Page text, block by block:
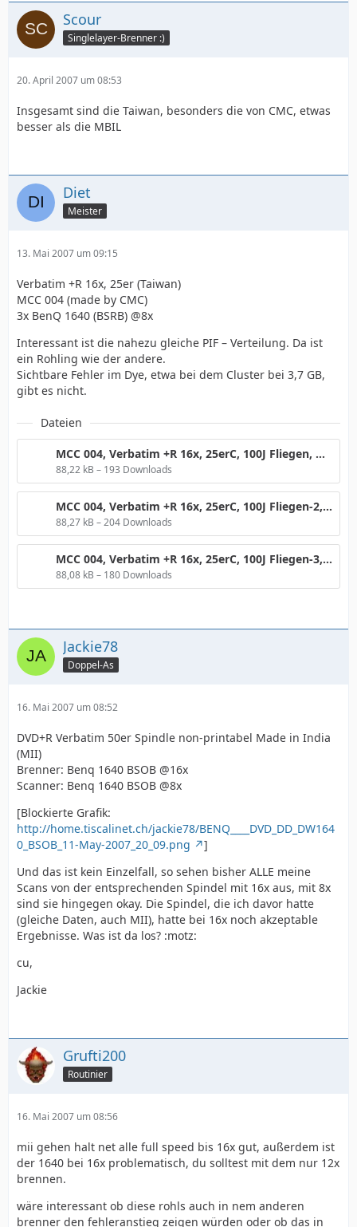
Scour
Singlelayer-Brenner :)
20. April 2007 um 08:53
Insgesamt sind die Taiwan, besonders die von CMC, etwas
besser als die MBIL
Diet
Meister
13. Mai 2007 um 09:15
Verbatim +R 16x, 25er (Taiwan)
MCC 004 (made by CMC)
3x BenQ 1640 (BSRB) @8x
Interessant ist die nahezu gleiche PIF – Verteilung. Da ist
ein Rohling wie der andere.
Sichtbare Fehler im Dye, etwa bei dem Cluster bei 3,7 GB,
gibt es nicht.
Dateien
MCC 004, Verbatim +R 16x, 25erC, 100J Fliegen, @8x.gif
88,22 kB – 193 Downloads
MCC 004, Verbatim +R 16x, 25erC, 100J Fliegen-2, @8x.gif
88,27 kB – 204 Downloads
MCC 004, Verbatim +R 16x, 25erC, 100J Fliegen-3, @8x-2.gif
88,08 kB – 180 Downloads
Jackie78
Doppel-As
16. Mai 2007 um 08:52
DVD+R Verbatim 50er Spindle non-printabel Made in India
(MII)
Brenner: Benq 1640 BSOB @16x
Scanner: Benq 1640 BSOB @8x
[Blockierte Grafik:
http://home.tiscalinet.ch/jackie78/BENQ____DVD_DD_DW164
0_BSOB_11-May-2007_20_09.png
]
Und das ist kein Einzelfall, so sehen bisher ALLE meine
Scans von der entsprechenden Spindel mit 16x aus, mit 8x
sind sie hingegen okay. Die Spindel, die ich davor hatte
(gleiche Daten, auch MII), hatte bei 16x noch akzeptable
Ergebnisse. Was ist da los? :motz:
cu,
Jackie
Grufti200
Routinier
16. Mai 2007 um 08:56
mii gehen halt net alle full speed bis 16x gut, außerdem ist
der 1640 bei 16x problematisch, du solltest mit dem nur 12x
brennen.
wäre interessant ob diese rohls auch in nem anderen
brenner den fehleranstieg zeigen würden oder ob das in